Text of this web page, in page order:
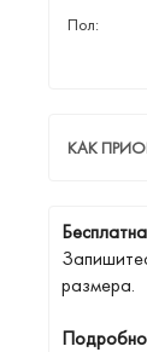
Пол:
КАК
размера.